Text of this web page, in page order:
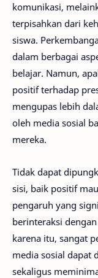
komunikasi,
terpisahkan dari
siswa.
dalam berbagai
belajar. Namun,
positif terhadap
mengupas lebih
oleh media sosial
mereka.
Tidak dapat
sisi, baik positif
pengaruh yang
berinteraksi
karena itu, sangat
media sosial dapat
sekaligus